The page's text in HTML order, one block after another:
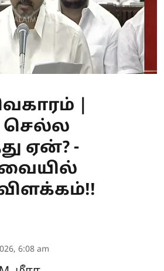
|
செல்ல
ஏன்? -
6:08 am